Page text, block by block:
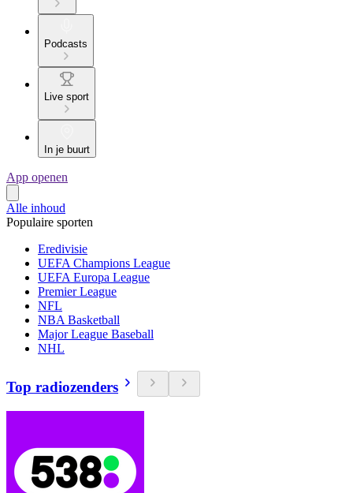
Podcasts
Live sport
In je buurt
App openen
Alle inhoud
Populaire sporten
Eredivisie
UEFA Champions League
UEFA Europa League
Premier League
NFL
NBA Basketball
Major League Baseball
NHL
Top radiozenders